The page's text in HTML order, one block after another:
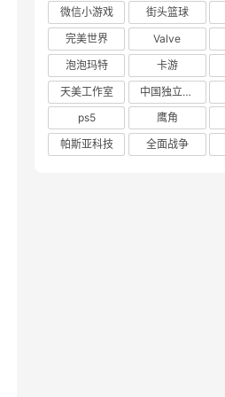
微信小游戏 街头篮球
完美世界
Valve
泡泡玛特
卡游
天美工作室
中国独立游戏联盟
ps5
鹰角
帕斯亚科技
全面战争